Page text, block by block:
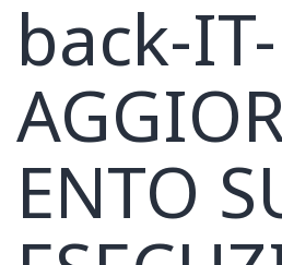
back-IT-
ENTO